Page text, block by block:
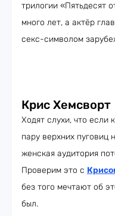
трилогии «Пятьдесят
много лет, а актёр
секс-символом
Крис Хемсворт
Ходят слухи, что если
пару верхних пуговиц
женская аудитория
Проверим это с
без того мечтают об
был.